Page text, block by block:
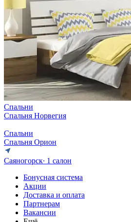
Спальни
Спальня Норвегия
Спальни
Спальня Орион
Саяногорск∙ 1 салон
Бонусная система
Акции
Доставка и оплата
Партнерам
Вакансии